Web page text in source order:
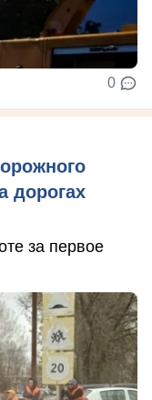
0
дорогах
за первое